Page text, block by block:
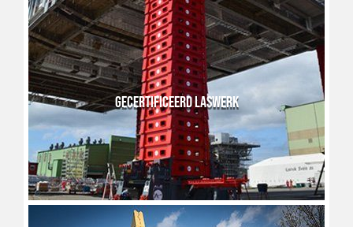
GECERTIFICEERD LASWERK